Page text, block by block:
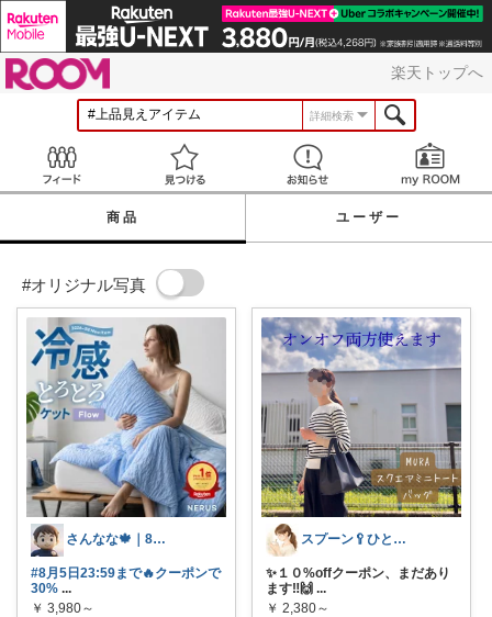
楽天トップへ
詳細検索
見つける お知らせ
商品 ユーザー
#オリジナル写真
さんなな🍁｜8月朝コレチャレンジ🌞
#8月5日23:59まで🔥クーポンで
30% ...
￥ 3,980～
スプーン🥄ひとさじの暮らし
✨１０%offクーポン、まだあり
ます‼️🙌 ...
￥ 2,380～